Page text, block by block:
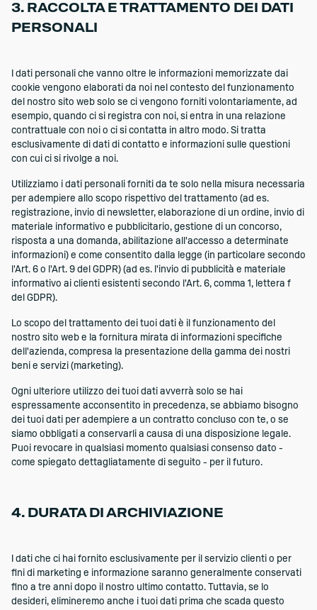
3. RACCOLTA E TRATTAMENTO DEI DATI
PERSONALI
I dati personali che vanno oltre le informazioni memorizzate dai
cookie vengono elaborati da noi nel contesto del funzionamento
del nostro sito web solo se ci vengono forniti volontariamente, ad
esempio, quando ci si registra con noi, si entra in una relazione
contrattuale con noi o ci si contatta in altro modo. Si tratta
esclusivamente di dati di contatto e informazioni sulle questioni
con cui ci si rivolge a noi.
Utilizziamo i dati personali forniti da te solo nella misura necessaria
per adempiere allo scopo rispettivo del trattamento (ad es.
registrazione, invio di newsletter, elaborazione di un ordine, invio di
materiale informativo e pubblicitario, gestione di un concorso,
risposta a una domanda, abilitazione all'accesso a determinate
informazioni) e come consentito dalla legge (in particolare secondo
l'Art. 6 o l'Art. 9 del GDPR) (ad es. l'invio di pubblicità e materiale
informativo ai clienti esistenti secondo l'Art. 6, comma 1, lettera f
del GDPR).
Lo scopo del trattamento dei tuoi dati è il funzionamento del
nostro sito web e la fornitura mirata di informazioni specifiche
dell'azienda, compresa la presentazione della gamma dei nostri
beni e servizi (marketing).
Ogni ulteriore utilizzo dei tuoi dati avverrà solo se hai
espressamente acconsentito in precedenza, se abbiamo bisogno
dei tuoi dati per adempiere a un contratto concluso con te, o se
siamo obbligati a conservarli a causa di una disposizione legale.
Puoi revocare in qualsiasi momento qualsiasi consenso dato -
come spiegato dettagliatamente di seguito - per il futuro.
4. DURATA DI ARCHIVIAZIONE
I dati che ci hai fornito esclusivamente per il servizio clienti o per
fini di marketing e informazione saranno generalmente conservati
fino a tre anni dopo il nostro ultimo contatto. Tuttavia, se lo
desideri, elimineremo anche i tuoi dati prima che scada questo